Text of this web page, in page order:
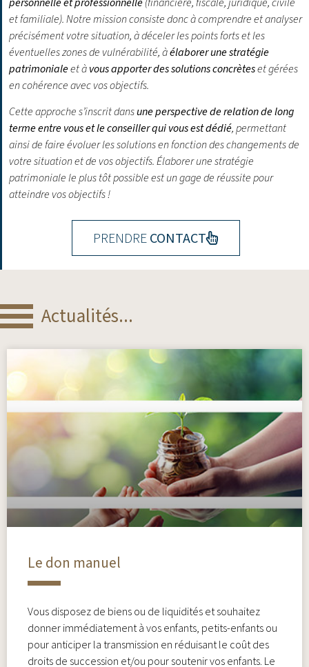
et familiale). Notre mission consiste donc à comprendre et analyser
précisément votre situation, à déceler les points forts et les
éventuelles zones de vulnérabilité, àélaborer une stratégie
patrimonialeet àvous apporter des solutions concrèteset gérées
en cohérence avec vos objectifs.
Cette approche s’inscrit dansune perspective de relation de long
terme entre vous et le conseiller qui vous est dédié, permettant
ainsi de faire évoluer les solutions en fonction des changements de
votre situation et de vos objectifs.Élaborer une stratégie
patrimoniale le plus tôt possible est un gage de réussite pour
atteindre vos objectifs !
PRENDRE CONTACT
Actualités...
Le don manuel
Vous disposez de biens ou de liquidités et souhaitez
donner immédiatement à vos enfants, petits-enfants ou
pour anticiper la transmission en réduisant le coût des
droits de succession et/ou pour soutenir vos enfants. Le